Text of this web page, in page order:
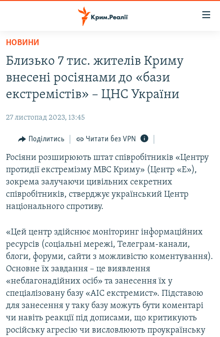
Перейти
основного
матеріалу
до
основної
Перейти
пошуку
ВІДЕО ТА ФОТО
БЛОГИ
ПОГЛЯД
ІНТЕРВ'Ю
ВСЕ ЗА ДЕНЬ
СПЕЦПРОЕКТИ
ДЕПОРТАЦІЯ
ВІДЕОУРОКИ «ELIFBE»
СВІДЧЕННЯ ОКУПАЦІЇ
УКРАЇНСЬКА ПРОБЛЕМА КРИМУ
ІНФОГРАФІКА
ЯК ОБІЙТИ БЛОКУВАННЯ
Русский
Qırımtatar
ДОЛУЧАЙСЯ!
Усі сайти RFE/RL
НОВИНИ
Близько 7 тис. жителів Криму
внесені росіянами до «бази
екстремістів» – ЦНС України
27 листопад 2023, 13:45
Поділитись Читати без VPN
Росіяни розширюють штат співробітників «Центру
протидії екстремізму МВС Криму» (Центр «Е»),
зокрема залучаючи цивільних секретних
співробітників, стверджує український Центр
національного спротиву.
«Цей центр здійснює моніторинг інформаційних
ресурсів (соціальні мережі, Телеграм-канали,
блоги, форуми, сайти з можливістю коментування).
Основне їх завдання – це виявлення
«неблагонадійних осіб» та занесення їх у
спеціалізовану базу «АІС екстремист». Підставою
для занесення у таку базу можуть бути коментарі
чи навіть реакції під дописами, що критикують
російську агресію чи висловлюють проукраїнську